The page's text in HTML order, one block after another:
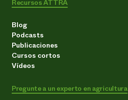
Recursos ATTRA
Blog
Podcasts
Publicaciones
Cursos cortos
Vídeos
Pregunte a un experto en agricultura